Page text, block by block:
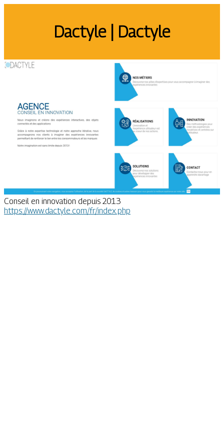
Dactyle | Dactyle
Conseil en innovation depuis 2013
https://www.dactyle.com/fr/index.php